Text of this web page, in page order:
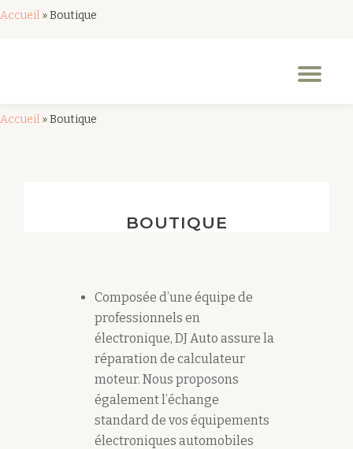
Accueil »Boutique
Accueil »Boutique
BOUTIQUE
Composée d’une équipe de
professionnels en
électronique, DJ Auto assure la
réparation de calculateur
moteur. Nous proposons
également l’échange
standard de vos équipements
électroniques automobiles